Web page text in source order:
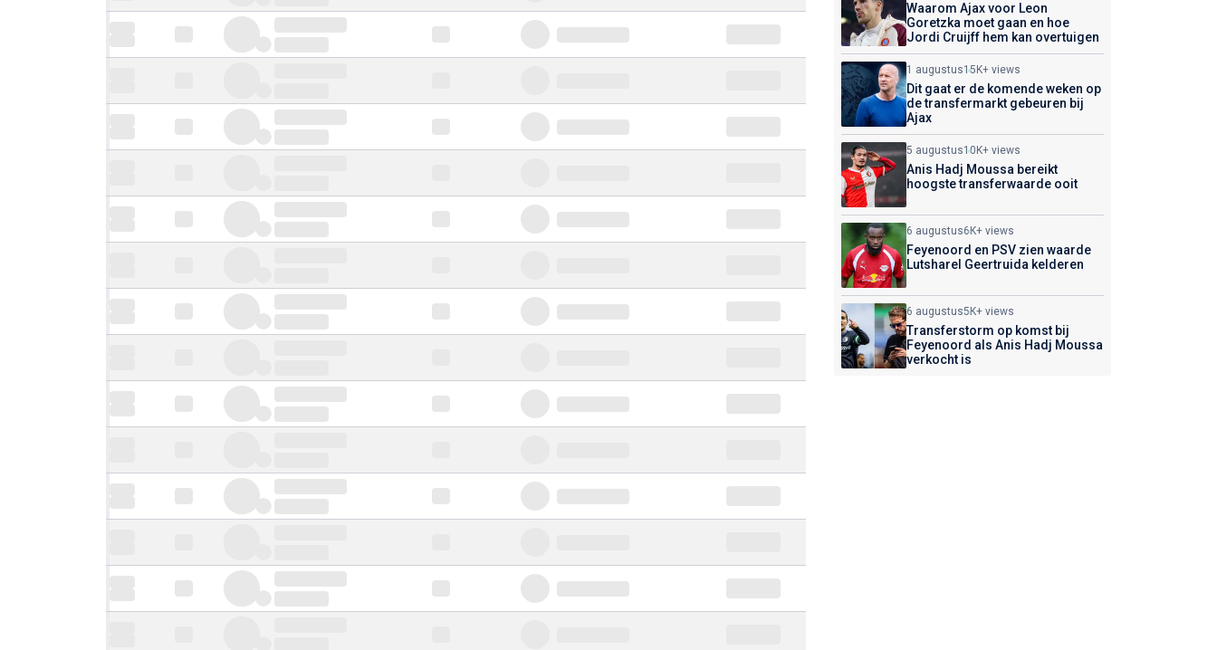
Waarom Ajax voor Leon
Goretzka moet gaan en hoe
Jordi Cruijff hem kan overtuigen
1 augustus15K+ views
Dit gaat er de komende weken op
de transfermarkt gebeuren bij
Ajax
5 augustus10K+ views
Anis Hadj Moussa bereikt
hoogste transferwaarde ooit
6 augustus6K+ views
Feyenoord en PSV zien waarde
Lutsharel Geertruida kelderen
6 augustus5K+ views
Transferstorm op komst bij
Feyenoord als Anis Hadj Moussa
verkocht is